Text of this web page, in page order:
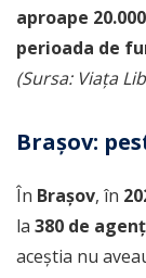
aproape
perioada de
(Sursa: Viața
Brașov:
În Brașov, în
la 380 de
aceștia nu